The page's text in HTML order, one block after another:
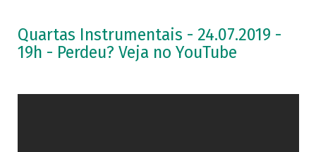
Quartas Instrumentais - 24.07.2019 -
19h - Perdeu? Veja no YouTube